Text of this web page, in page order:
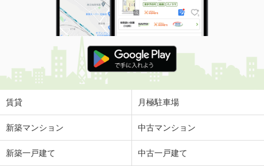
賃貸 月極駐車場
新築マンション 中古マンション
新築一戸建て 中古一戸建て